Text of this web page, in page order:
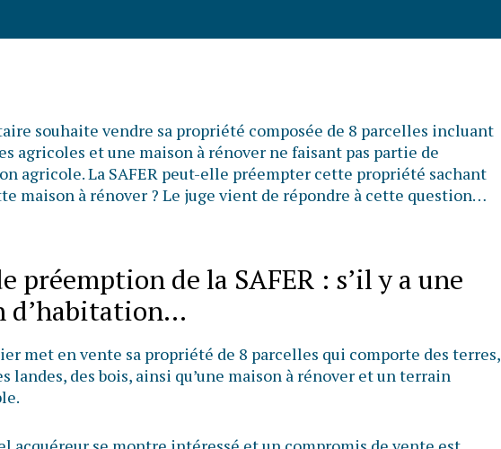
souhaite vendre sa propriété composée de 8 parcelles incluant
agricoles et une maison à rénover ne faisant pas partie de
agricole. La SAFER peut-elle préempter cette propriété sachant
maison à rénover ? Le juge vient de répondre à cette question…
préemption de la SAFER : s’il y a une
d’habitation…
met en vente sa propriété de 8 parcelles qui comporte des terres,
landes, des bois, ainsi qu’une maison à rénover et un terrain